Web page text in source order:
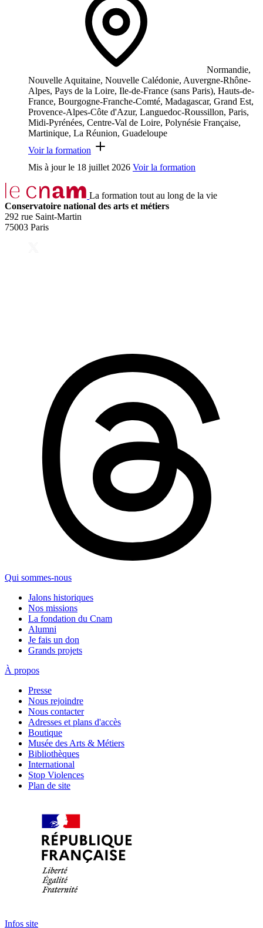
Normandie,
Nouvelle Aquitaine, Nouvelle Calédonie, Auvergne-Rhône-
Alpes, Pays de la Loire, Ile-de-France (sans Paris), Hauts-de-
France, Bourgogne-Franche-Comté, Madagascar, Grand Est,
Provence-Alpes-Côte d'Azur, Languedoc-Roussillon, Paris,
Midi-Pyrénées, Centre-Val de Loire, Polynésie Française,
Martinique, La Réunion, Guadeloupe
Voir la formation
Mis à jour le 18 juillet 2026 Voir la formation
La formation tout au long de la vie
Conservatoire national des arts et métiers
292 rue Saint-Martin
75003 Paris
Qui sommes-nous
Jalons historiques
Nos missions
La fondation du Cnam
Alumni
Je fais un don
Grands projets
À propos
Presse
Nous rejoindre
Nous contacter
Adresses et plans d'accès
Boutique
Musée des Arts & Métiers
Bibliothèques
International
Stop Violences
Plan de site
Infos site